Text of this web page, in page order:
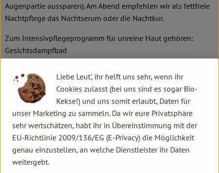
Augenpartie aussparen). Am Abend empfehlen wir als fettfreie
Nachtpflege das Nachtserum oder die Nachtkur.
Zum Intensivpflegeprogramm für unreine Haut gehören:
Gesichtsdampfbad
Revitalisierende Maske
Abdeckstift deckt ab und klärt
Probieren Sie die Produkte mit dem Gesichtpflegeset
klärend aus.
Gönnen Sie sich eine Dr. Hauschka Spezialbehandlung für
unreine, entzündliche Haut.
Bei Mischhaut das Gesichtsöl mit der Gesichtsmilch in der
Handinnenfläche mischen. Das wirkt Mitesserbildung und
Liebe Leut', ihr helft uns sehr, wenn ihr
Cookies zulasst (bei uns sind es sogar Bio-
Kekse!) und uns somit erlaubt, Daten für
unser Marketing zu sammeln. Da wir eure Privatsphäre
sehr wertschätzen, habt ihr in Übereinstimmung mit der
EU-Richtlinie 2009/136/EG (E-Privacy) die Möglichkeit
genau einzustellen, an welche Dienstleister ihr Daten
weitergebt.